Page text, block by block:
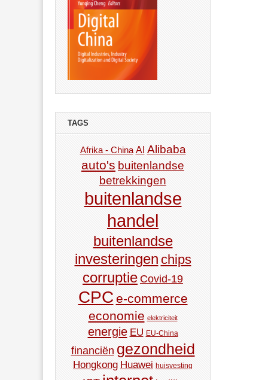
TAGS
Afrika - China AI Alibaba
auto's buitenlandse
betrekkingen
buitenlandse
handel
buitenlandse
investeringen chips
corruptie Covid-19
CPC e-commerce
economie elektriciteit
energie EU EU-China
financiën gezondheid
Hongkong Huawei huisvesting